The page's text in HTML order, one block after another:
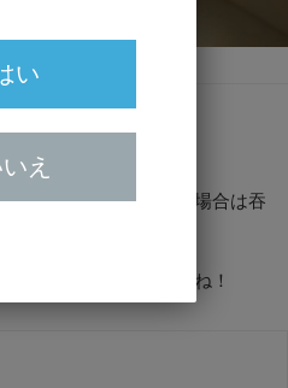
来ます
良いですが、少人数の場合は吞
のお燗。。。良いですね！
い
え